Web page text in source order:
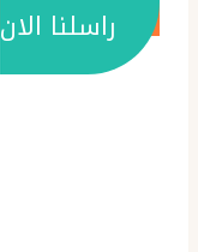
راسلنا الان